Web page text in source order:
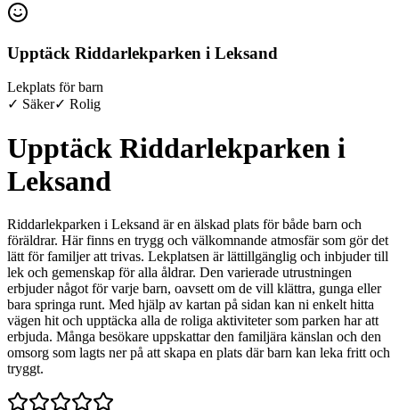
Upptäck Riddarlekparken i Leksand
Lekplats för barn
✓ Säker✓ Rolig
Upptäck Riddarlekparken i
Leksand
Riddarlekparken i Leksand är en älskad plats för både barn och
föräldrar. Här finns en trygg och välkomnande atmosfär som gör det
lätt för familjer att trivas. Lekplatsen är lättillgänglig och inbjuder till
lek och gemenskap för alla åldrar. Den varierade utrustningen
erbjuder något för varje barn, oavsett om de vill klättra, gunga eller
bara springa runt. Med hjälp av kartan på sidan kan ni enkelt hitta
vägen hit och upptäcka alla de roliga aktiviteter som parken har att
erbjuda. Många besökare uppskattar den familjära känslan och den
omsorg som lagts ner på att skapa en plats där barn kan leka fritt och
tryggt.